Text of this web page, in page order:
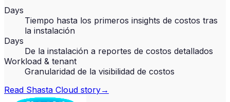
Days
Tiempo hasta los primeros insights de costos tras
la instalación
Days
De la instalación a reportes de costos detallados
Workload & tenant
Granularidad de la visibilidad de costos
Read Shasta Cloud story→